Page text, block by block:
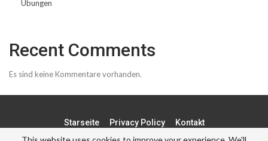
Übungen
Recent Comments
Es sind keine Kommentare vorhanden.
Starseite Privacy Policy Kontakt